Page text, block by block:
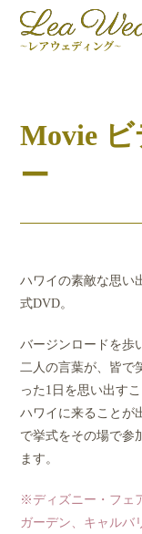
Movie
ー
ハワイの素敵な思い
式DVD。
バージンロードを歩
二人の言葉が、皆で
った1日を思い出す
ハワイに来ることが
で挙式をその場で参
ます。
※ディズニー・フェ
ガーデン、キャルバ